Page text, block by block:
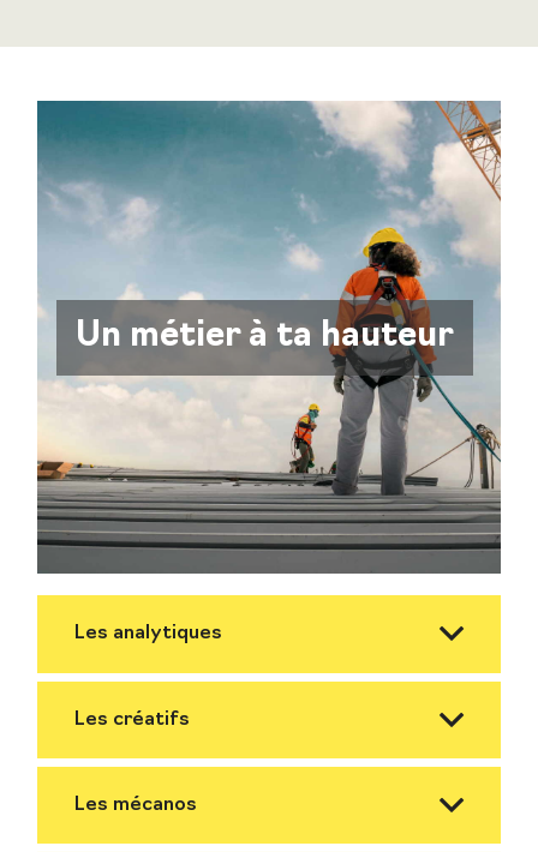
Un métier à ta hauteur
Les analytiques
Les créatifs
Les mécanos